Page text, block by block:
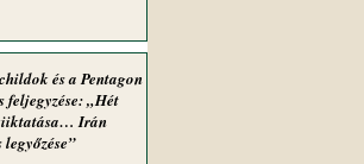
és a Pentagon
feljegyzése: „Hét
Irán
legyőzése”